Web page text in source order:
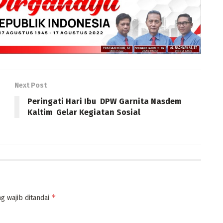
Next Post
Peringati Hari Ibu DPW Garnita Nasdem
Kaltim Gelar Kegiatan Sosial
wajib ditandai *